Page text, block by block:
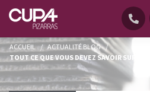
ACCUEIL / ACTUALITÉ BLOG /
TOUT CE QUE VOUS DEVEZ SAVOIR SUR